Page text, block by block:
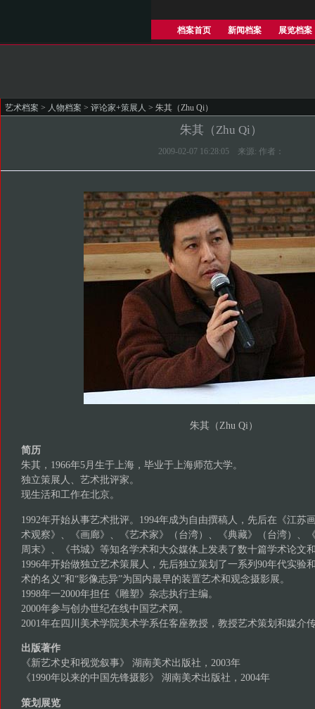
档案首页 新闻档案 展览档案
艺术档案 > 人物档案 > 评论家+策展人 > 朱其（Zhu Qi）
朱其（Zhu Qi）
2009-02-07 16:28:05 来源: 作者：
朱其（Zhu Qi）
简历
朱其，1966年5月生于上海，毕业于上海师范大学。
独立策展人、艺术批评家。
现生活和工作在北京。
1992年开始从事艺术批评。1994年成为自由撰稿人，先后在《江苏
术观察》、《画廊》、《艺术家》（台湾）、《典藏》（台湾）、
周末》、《书城》等知名学术和大众媒体上发表了数十篇学术论文
1996年开始做独立艺术策展人，先后独立策划了一系列90年代实验
术的名义”和“影像志异”为国内最早的装置艺术和观念摄影展。
1998年一2000年担任《雕塑》杂志执行主编。
2000年参与创办世纪在线中国艺术网。
2001年在四川美术学院美术学系任客座教授，教授艺术策划和媒介
出版著作
《新艺术史和视觉叙事》 湖南美术出版社，2003年
《1990年以来的中国先锋摄影》 湖南美术出版社，2004年
策划展览